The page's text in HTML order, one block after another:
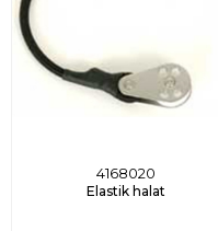
4168020
Elastik halat